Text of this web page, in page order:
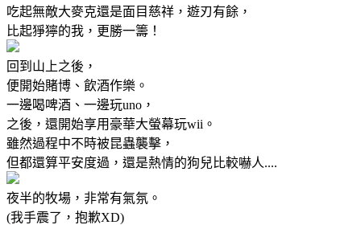
吃起無敵大麥克還是面目慈祥，遊刃有餘，
比起猙獰的我，更勝一籌！
回到山上之後，
便開始賭博、飲酒作樂。
一邊喝啤酒、一邊玩uno，
之後，還開始享用豪華大螢幕玩wii。
雖然過程中不時被昆蟲襲擊，
但都還算平安度過，還是熱情的狗兒比較嚇人....
夜半的牧場，非常有氣氛。
(我手震了，抱歉XD)